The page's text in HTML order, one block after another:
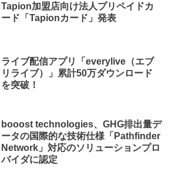
Tapion加盟店向け法人プリペイドカ
ード「Tapionカード」発表
ライブ配信アプリ「everylive（エブ
リライブ）」累計50万ダウンロード
を突破！
booost technologies、GHG排出量デ
ータの国際的な技術仕様「Pathfinder
Network」対応のソリューションプロ
バイダに認定